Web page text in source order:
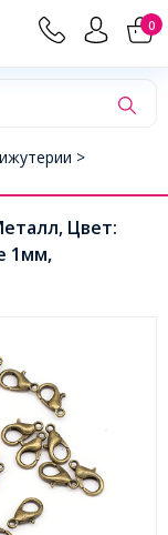
0
>
Цвет:
1мм,